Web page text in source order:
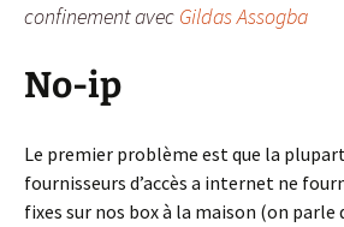
confinement avec Gildas Assogba
No-ip
Le premier problème est que la
fournisseurs d’accès a internet ne
fixes sur nos box à la maison (on parle